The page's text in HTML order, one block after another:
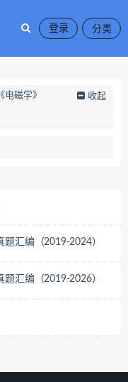
登录
电磁学》 收起
汇编（2019-2024）
汇编（2019-2026）